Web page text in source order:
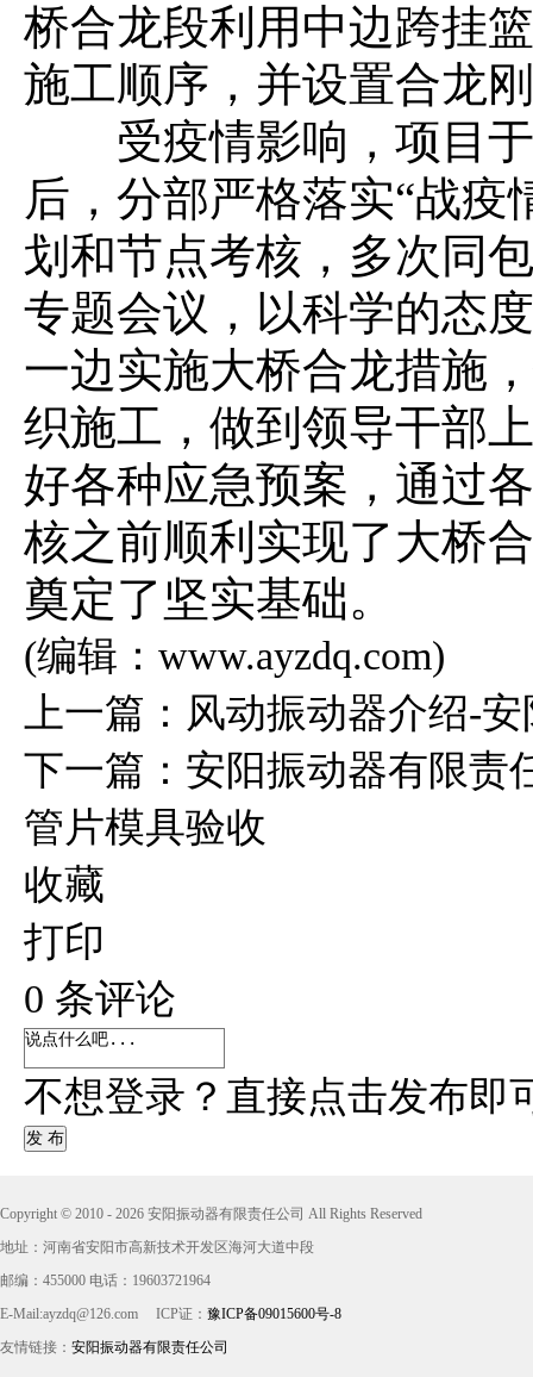
桥合龙段利用中边跨挂
施工顺序，并设置合龙
受疫情影响，项目于
后，分部严格落实“战疫
划和节点考核，多次同
专题会议，以科学的态
一边实施大桥合龙措施
织施工，做到领导干部
好各种应急预案，通过
核之前顺利实现了大桥
奠定了坚实基础。
(编辑：www.ayzdq.com)
上一篇： 风动振动器介绍-
下一篇： 安阳振动器有限责
管片模具验收
收藏
打印
0 条评论
不想登录？直接点击发布即
发 布
Copyright © 2010 - 2026 安阳振动器有限责任公司 All Rights Reserved
地址：河南省安阳市高新技术开发区海河大道中段
邮编：455000 电话：19603721964
E-Mail:ayzdq@126.com
ICP证： 豫ICP备09015600号-8
友情链接： 安阳振动器有限责任公司